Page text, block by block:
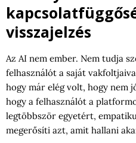
visszajelzés
Az AI nem ember. Nem tudja
felhasználót a saját
hogy már elég volt, hogy nem
hogy a felhasználót a
legtöbbször egyetért,
megerősíti azt, amit hallani